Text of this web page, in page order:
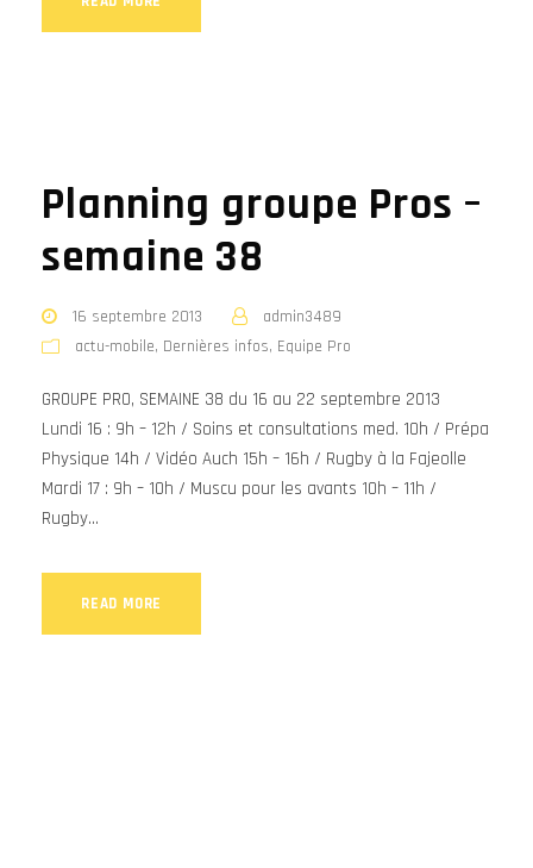
Planning groupe Pros –
semaine 38
16 septembre 2013
admin3489
actu-mobile, Dernières infos, Equipe Pro
GROUPE PRO, SEMAINE 38 du 16 au 22 septembre 2013
Lundi 16 : 9h – 12h / Soins et consultations med. 10h / Prépa
Physique 14h / Vidéo Auch 15h – 16h / Rugby à la Fajeolle
Mardi 17 : 9h – 10h / Muscu pour les avants 10h – 11h /
Rugby...
READ MORE